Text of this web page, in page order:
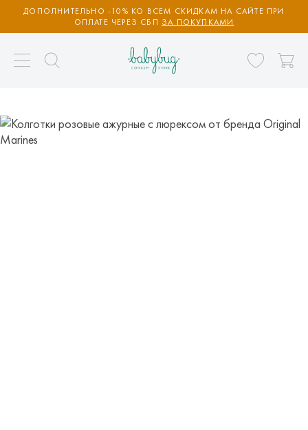
ДОПОЛНИТЕЛЬНО -10% КО ВСЕМ СКИДКАМ НА САЙТЕ ПРИ
ОПЛАТЕ ЧЕРЕЗ СБП ЗА ПОКУПКАМИ